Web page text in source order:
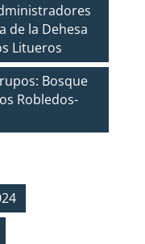
de la Dehesa
Litueros
Bosque
Robledos-